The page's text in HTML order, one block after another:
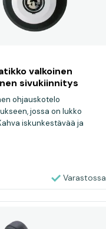
valkoinen
sivukiinnitys
ohjauskotelo
jossa on lukko
iskunkestävää ja
Varastossa